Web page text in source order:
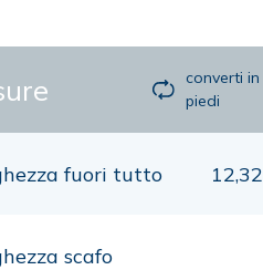
converti in
piedi
fuori tutto 12,32
scafo